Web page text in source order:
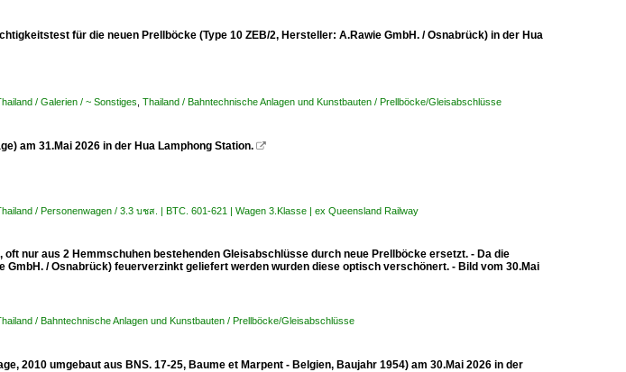
für die neuen Prellböcke (Type 10 ZEB/2, Hersteller: A.Rawie GmbH. / Osnabrück) in der Hua
/ Galerien / ~ Sonstiges Thailand / Bahntechnische Anlagen und Kunstbauten / Prellböcke/Gleisabschlüsse
am 31.Mai 2026 in der Hua Lamphong Station. 
/ Personenwagen / 3.3 บชส. | BTC. 601-621 | Wagen 3.Klasse | ex Queensland Railway
oft nur aus 2 Hemmschuhen bestehenden Gleisabschlüsse durch neue Prellböcke ersetzt. - Da die
GmbH. / Osnabrück) feuerverzinkt geliefert werden wurden diese optisch verschönert. - Bild vom 30.Mai
/ Bahntechnische Anlagen und Kunstbauten / Prellböcke/Gleisabschlüsse
2010 umgebaut aus BNS. 17-25, Baume et Marpent - Belgien, Baujahr 1954) am 30.Mai 2026 in der